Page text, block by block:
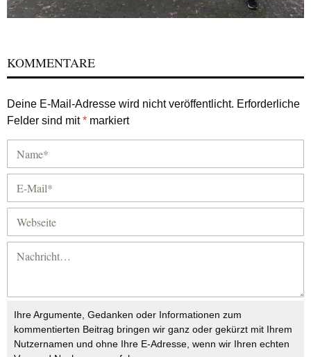
KOMMENTARE
Deine E-Mail-Adresse wird nicht veröffentlicht. Erforderliche
Felder sind mit* markiert
Ihre Argumente, Gedanken oder Informationen zum
kommentierten Beitrag bringen wir ganz oder gekürzt mit Ihrem
Nutzernamen und ohne Ihre E-Adresse, wenn wir Ihren echten